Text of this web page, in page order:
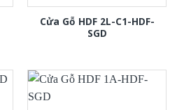
Cửa Gỗ HDF 2L-C1-HDF-
SGD